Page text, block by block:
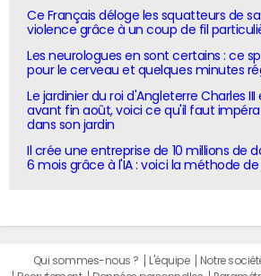
Ce Français déloge les squatteurs de
violence grâce à un coup de fil
Les neurologues en sont certains : ce
pour le cerveau et quelques minutes
Le jardinier du roi d'Angleterre Charles
avant fin août, voici ce qu'il faut
dans son jardin
Il crée une entreprise de 10 millions de
6 mois grâce à l'IA : voici la méthode de
Qui sommes-nous ? L'équipe Notre